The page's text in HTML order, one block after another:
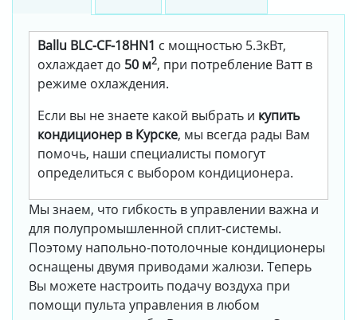
Ballu BLC-CF-18HN1 с мощностью 5.3кВт,
охлаждает до 50 м2, при потребление Ватт в
режиме охлаждения.
Если вы не знаете какой выбрать и купить
кондиционер в Курске, мы всегда рады Вам
помочь, наши специалисты помогут
определиться с выбором кондиционера.
Мы знаем, что гибкость в управлении важна и
для полупромышленной сплит-системы.
Поэтому напольно-потолочные кондиционеры
оснащены двумя приводами жалюзи. Теперь
Вы можете настроить подачу воздуха при
помощи пульта управления в любом